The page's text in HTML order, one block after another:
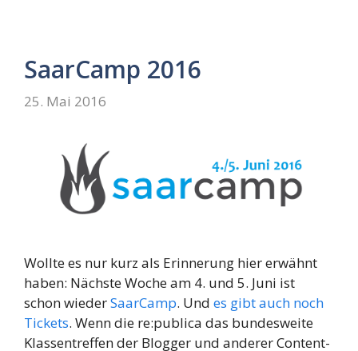
SaarCamp 2016
25. Mai 2016
Wollte es nur kurz als Erinnerung hier erwähnt
haben: Nächste Woche am 4. und 5. Juni ist
schon wiederSaarCamp. Und es gibt auch noch
Tickets. Wenn die re:publica das bundesweite
Klassentreffen der Blogger und anderer Content-